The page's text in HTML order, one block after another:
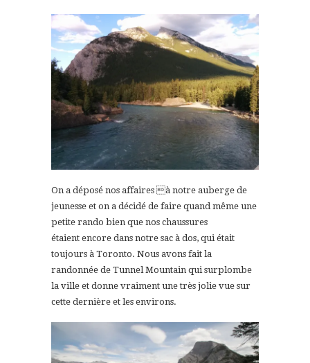
On a déposé nos affaires à notre auberge de
jeunesse et on a décidé de faire quand même une
petite rando bien que nos chaussures
étaient encore dans notre sac à dos, qui était
toujours à Toronto. Nous avons fait la
randonnée de Tunnel Mountain qui surplombe
la ville et donne vraiment une très jolie vue sur
cette dernière et les environs.